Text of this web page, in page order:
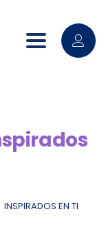
Toggle
INSPIRADOS EN TI